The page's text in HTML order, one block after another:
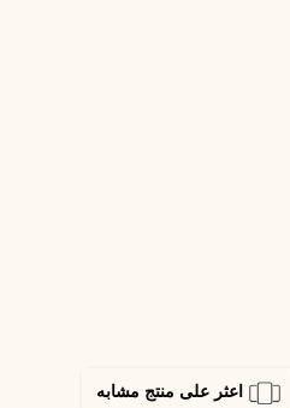
اعثر على منتج مشابه